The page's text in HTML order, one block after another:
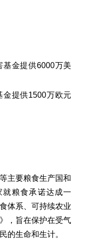
基金提供6000万美
提供1500万欧元
主要粮食生产国和
粮食承诺达成一
体系、可持续农业
，旨在保护在受气
的生命和生计。